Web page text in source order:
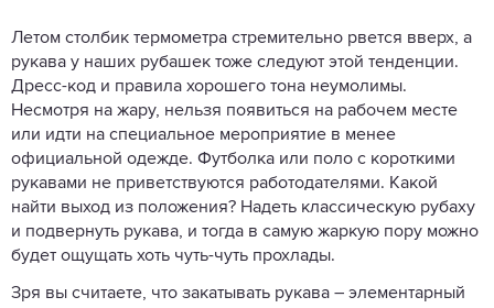
Летом столбик термометра стремительно рвется вверх, а
рукава у наших рубашек тоже следуют этой тенденции.
Дресс-код и правила хорошего тона неумолимы.
Несмотря на жару, нельзя появиться на рабочем месте
или идти на специальное мероприятие в менее
официальной одежде. Футболка или поло с короткими
рукавами не приветствуются работодателями. Какой
найти выход из положения? Надеть классическую рубаху
и подвернуть рукава, и тогда в самую жаркую пору можно
будет ощущать хоть чуть-чуть прохлады.
Зря вы считаете, что закатывать рукава – элементарный